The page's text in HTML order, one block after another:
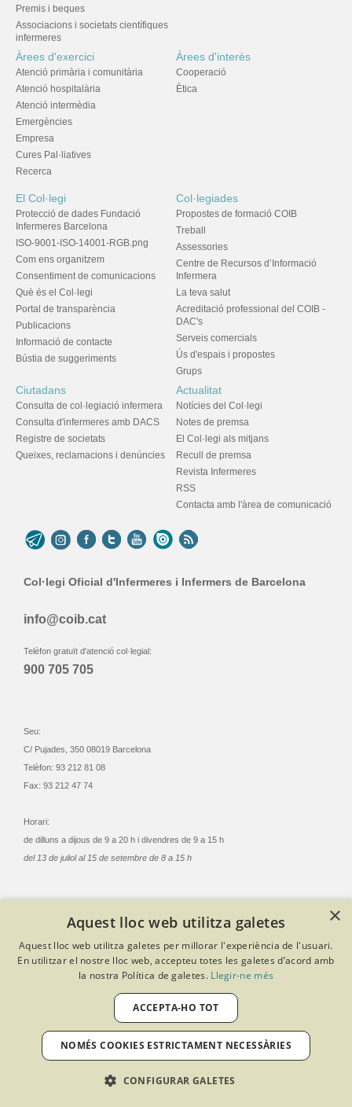
Premis i beques
Associacions i societats científiques
infermeres
Àrees d'exercici
Atenció primària i comunitària
Atenció hospitalària
Atenció intermèdia
Emergències
Empresa
Cures Pal·liatives
Recerca
Àrees d'interès
Cooperació
Ètica
El Col·legi
Protecció de dades Fundació
Infermeres Barcelona
ISO-9001-ISO-14001-RGB.png
Com ens organitzem
Consentiment de comunicacions
Què és el Col·legi
Portal de transparència
Publicacions
Informació de contacte
Bústia de suggeriments
Col·legiades
Propostes de formació COIB
Treball
Assessories
Centre de Recursos d’Informació
Infermera
La teva salut
Acreditació professional del COIB -
DAC's
Serveis comercials
Ús d'espais i propostes
Grups
Ciutadans
Consulta de col·legiació infermera
Consulta d'infermeres amb DACS
Registre de societats
Queixes, reclamacions i denúncies
Actualitat
Notícies del Col·legi
Notes de premsa
El Col·legi als mitjans
Recull de premsa
Revista Infermeres
RSS
Contacta amb l'àrea de comunicació
Col·legi Oficial d'Infermeres i Infermers de Barcelona
info@coib.cat
Telèfon gratuït d'atenció col·legial:
900 705 705
Seu:
C/ Pujades, 350 08019 Barcelona
Telèfon: 93 212 81 08
Fax: 93 212 47 74
Horari:
de dilluns a dijous de 9 a 20 h i divendres de 9 a 15 h
del 13 de juliol al 15 de setembre de 8 a 15 h
© Col·legi Oficial Infermeres i Infermers de Barcelona
Criteris de privacitat
Política de cookies
Avís legal
Política de protecció de dades
Política de qualitat
Desenvolupat amb Softeng Portal Builder
×
Aquest lloc web utilitza galetes
Aquest lloc web utilitza galetes per millorar l'experiència de l'usuari.
En utilitzar el nostre lloc web, accepteu totes les galetes d’acord amb
la nostra Política de galetes. Llegir-ne més
ACCEPTA-HO TOT
NOMÉS COOKIES ESTRICTAMENT NECESSÀRIES
CONFIGURAR GALETES